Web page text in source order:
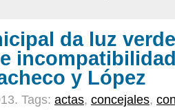
da luz
y López
Tags: actas, concejales,